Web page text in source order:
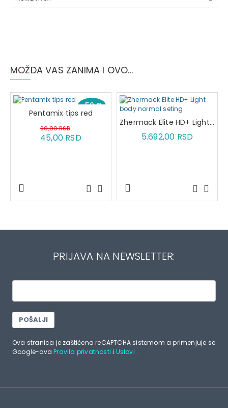
MOŽDA VAS ZANIMA I OVO...
-50 %
Pentamix tips red
45,00 RSD
90,00 RSD
Zhermack Elite HD+ Light body normal seting
5.692,00 RSD
PRIJAVA NA NEWSLETTER:
POŠALJI
Ova stranica je zaštićena reCAPTCHA sistemom a primenjuje se
Google-ovaPravila privatnosti i Uslovi .